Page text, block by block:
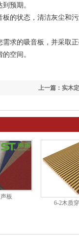
预期。
的状态，清洁灰尘和
求的吸音板，并采取
空间。
上一篇：实木
板
6-2木质